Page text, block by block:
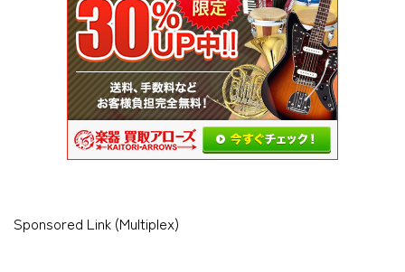
Sponsored Link (Multiplex)